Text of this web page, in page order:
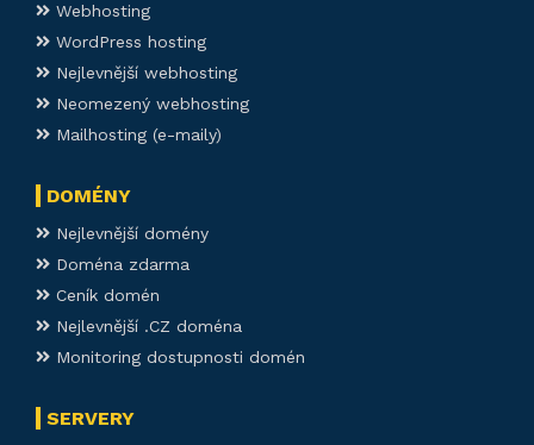
Webhosting
WordPress hosting
Nejlevnější webhosting
Neomezený webhosting
Mailhosting (e-maily)
DOMÉNY
Nejlevnější domény
Doména zdarma
Ceník domén
Nejlevnější .CZ doména
Monitoring dostupnosti domén
SERVERY